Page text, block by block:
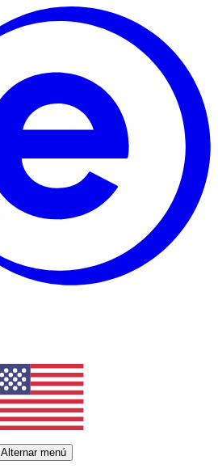
Alternar menú